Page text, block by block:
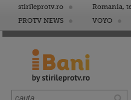
stirileprotv.ro Romania,
PROTV NEWS
VOYO